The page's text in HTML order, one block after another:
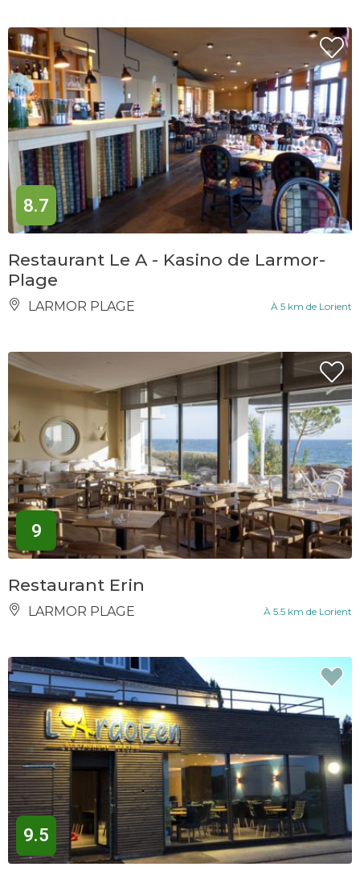
8.7
Restaurant Le A - Kasino de Larmor-
Plage
LARMOR PLAGE À 5 km de Lorient
9
Restaurant Erin
LARMOR PLAGE À 5.5 km de Lorient
9.5